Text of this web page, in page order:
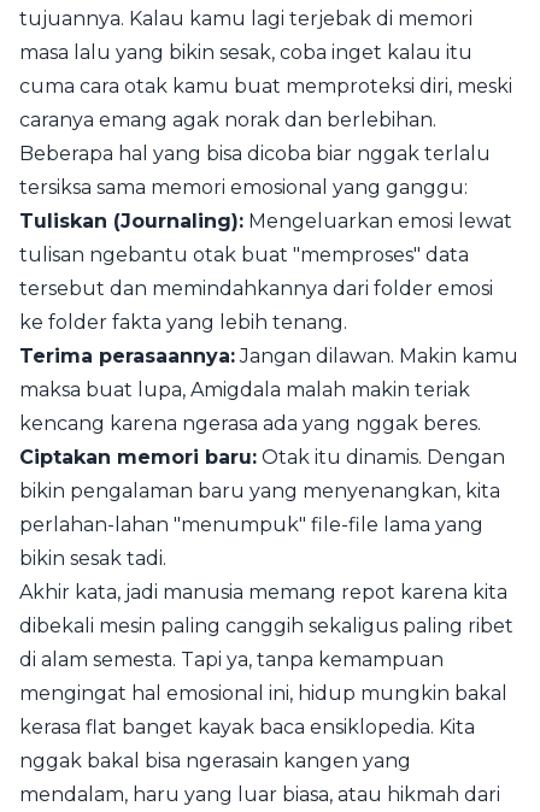
tujuannya. Kalau kamu lagi terjebak di memori
masa lalu yang bikin sesak, coba inget kalau itu
cuma cara otak kamu buat memproteksi diri, meski
caranya emang agak norak dan berlebihan.
Beberapa hal yang bisa dicoba biar nggak terlalu
tersiksa sama memori emosional yang ganggu:
Tuliskan (Journaling): Mengeluarkan emosi lewat
tulisan ngebantu otak buat "memproses" data
tersebut dan memindahkannya dari folder emosi
ke folder fakta yang lebih tenang.
Terima perasaannya:Jangan dilawan. Makin kamu
maksa buat lupa, Amigdala malah makin teriak
kencang karena ngerasa ada yang nggak beres.
Ciptakan memori baru: Otak itu dinamis. Dengan
bikin pengalaman baru yang menyenangkan, kita
perlahan-lahan "menumpuk" file-file lama yang
bikin sesak tadi.
Akhir kata, jadi manusia memang repot karena kita
dibekali mesin paling canggih sekaligus paling ribet
di alam semesta. Tapi ya, tanpa kemampuan
mengingat hal emosional ini, hidup mungkin bakal
kerasa flat banget kayak baca ensiklopedia. Kita
nggak bakal bisa ngerasain kangen yang
mendalam, haru yang luar biasa, atau hikmah dari